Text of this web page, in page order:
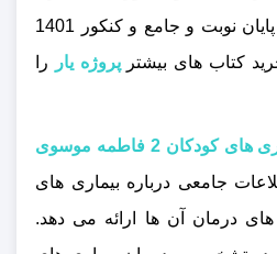
آزمون های میان نوبت و پایان نوبت و جامع و کنکور 1401
کتاب های بیشترپروژه یار
را
چرا باید کتاب ژلوفن بیماری های کودکان 2 فاطمه موسوی
جامعی درباره بیماری‌ های
درمان آن‌ ها ارائه می‌ دهد.